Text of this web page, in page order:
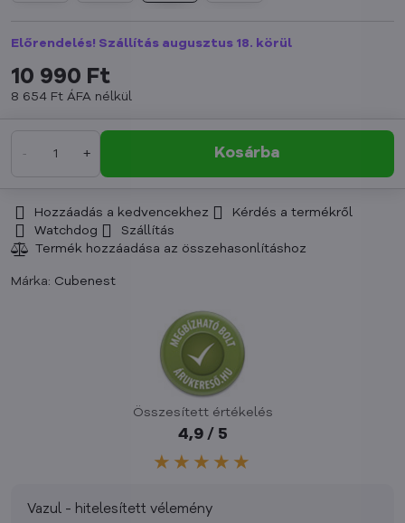
Előrendelés! Szállítás augusztus 18. körül
10 990 Ft
8 654 Ft ÁFA nélkül
Kosárba
Hozzáadás a kedvencekhez
Kérdés a termékről
Watchdog
Szállítás
Márka: Cubenest
Összesített értékelés
4,9 / 5
★★★★★
Vazul - hitelesített vélemény